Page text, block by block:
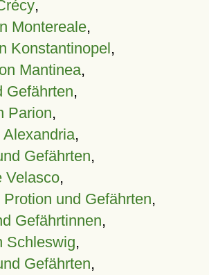
,
Montereale,
Konstantinopel,
Mantinea,
Gefährten,
Parion,
,
Gefährten,
Velasco,
und Gefährten,
Gefährtinnen,
Schleswig,
Gefährten,